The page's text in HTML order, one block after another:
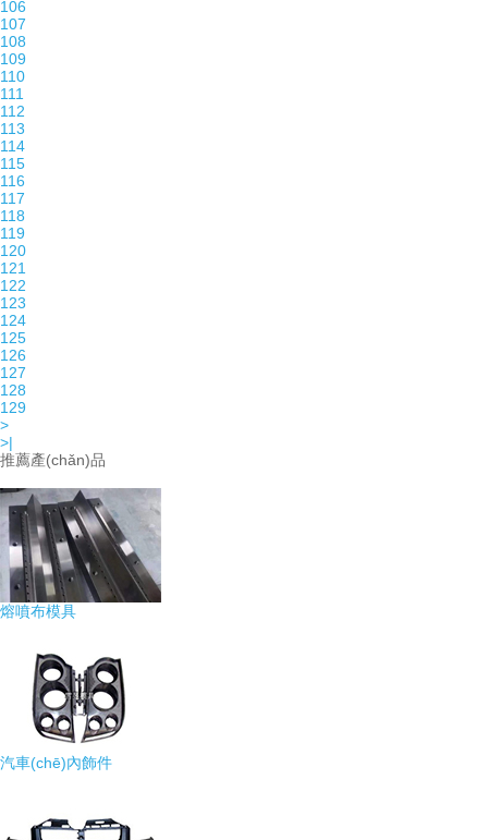
106
107
108
109
110
111
112
113
114
115
116
117
118
119
120
121
122
123
124
125
126
127
128
129
>
>|
推薦產(chǎn)品
熔噴布模具
汽車(chē)內飾件